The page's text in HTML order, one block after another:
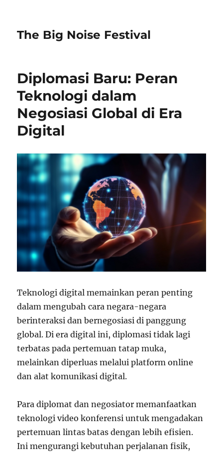
The Big Noise Festival
Diplomasi Baru: Peran
Teknologi dalam
Negosiasi Global di Era
Digital
Teknologi digital memainkan peran penting
dalam mengubah cara negara-negara
berinteraksi dan bernegosiasi di panggung
global. Di era digital ini, diplomasi tidak lagi
terbatas pada pertemuan tatap muka,
melainkan diperluas melalui platform online
dan alat komunikasi digital.
Para diplomat dan negosiator memanfaatkan
teknologi video konferensi untuk mengadakan
pertemuan lintas batas dengan lebih efisien.
Ini mengurangi kebutuhan perjalanan fisik,